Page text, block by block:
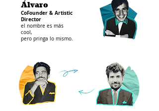
Álvaro
CoFounder & Artistic
Director
el nombre es más
cool,
pero pringa lo mismo.